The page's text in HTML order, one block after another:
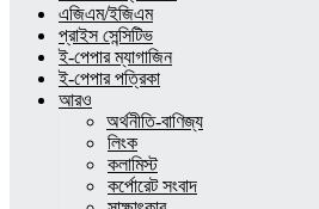
এজিএম/ইজিএম
প্রাইস সেন্সিটিভ
ই-পেপার ম্যাগাজিন
ই-পেপার পত্রিকা
আরও
অর্থনীতি-বাণিজ্য
লিংক
কলামিস্ট
কর্পোরেট সংবাদ